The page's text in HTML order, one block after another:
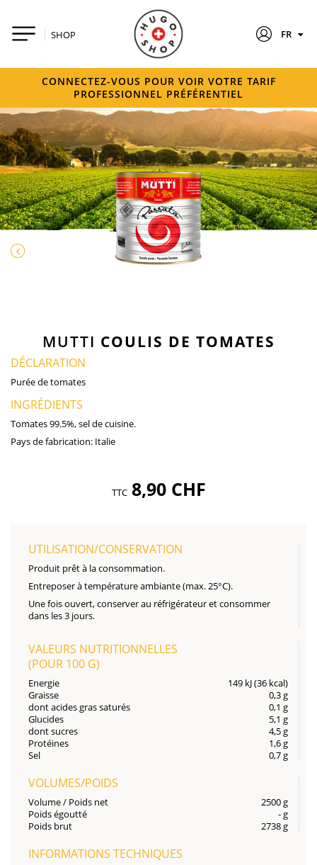
SHOP FR
CONNECTEZ-VOUS POUR VOIR VOTRE TARIF
PROFESSIONNEL PRÉFÉRENTIEL
MUTTI COULIS DE TOMATES
DÉCLARATION
Purée de tomates
INGRÉDIENTS
Tomates 99.5%, sel de cuisine.
Pays de fabrication: Italie
TTC 8,90 CHF
UTILISATION/CONSERVATION
Produit prêt à la consommation.
Entreposer à température ambiante (max. 25°C).
Une fois ouvert, conserver au réfrigérateur et consommer
dans les 3 jours.
VALEURS NUTRITIONNELLES
(POUR 100 G)
Energie
149 kJ (36 kcal)
Graisse
0,3 g
dont acides gras saturés
0,1 g
Glucides
5,1 g
dont sucres
4,5 g
Protéines
1,6 g
Sel
0,7 g
VOLUMES/POIDS
Volume / Poids net
2500 g
Poids égoutté
- g
Poids brut
2738 g
INFORMATIONS TECHNIQUES